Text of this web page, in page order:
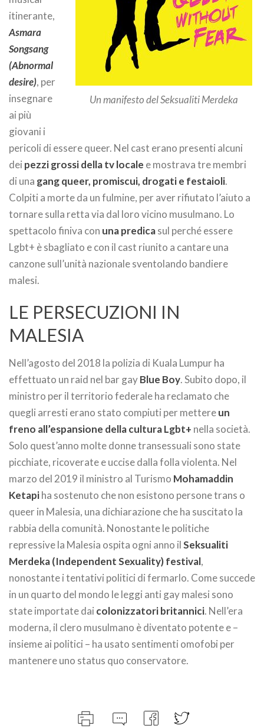
Un manifesto del Seksualiti Merdeka
itinerante,
Asmara
Songsang
(Abnormal
desire), per
insegnare
ai più
giovani i
pericoli di essere queer. Nel cast erano presenti alcuni
dei pezzi grossi della tv locale e mostrava tre membri
di una gang queer, promiscui, drogati e festaioli.
Colpiti a morte da un fulmine, per aver rifiutato l’aiuto a
tornare sulla retta via dal loro vicino musulmano. Lo
spettacolo finiva con una predicasul perché essere
Lgbt+ è sbagliato e con il cast riunito a cantare una
canzone sull’unità nazionale sventolando bandiere
malesi.
LE PERSECUZIONI IN
MALESIA
Nell’agosto del 2018 la polizia di Kuala Lumpur ha
effettuato un raid nel bar gayBlue Boy. Subito dopo, il
ministro per il territorio federale ha reclamato che
quegli arresti erano stato compiuti per mettereun
freno all’espansione della cultura Lgbt+ nella società.
Solo quest’anno molte donne transessuali sono state
picchiate, ricoverate e uccise dalla folla violenta. Nel
marzo del 2019 il ministro al Turismo Mohamaddin
Ketapiha sostenuto che non esistono persone trans o
queer in Malesia, una dichiarazione che ha suscitato la
rabbia della comunità. Nonostante le politiche
repressive la Malesia ospita ogni anno ilSeksualiti
Merdeka (Independent Sexuality) festival,
nonostante i tentativi politici di fermarlo. Come succede
in un quarto del mondo le leggi anti gay malesi sono
state importate dai colonizzatori britannici. Nell’era
moderna, il clero musulmano è diventato potente e –
insieme ai politici – ha usato sentimenti omofobi per
mantenere uno status quo conservatore.